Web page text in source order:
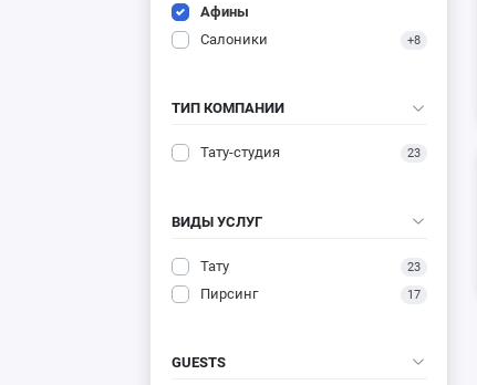
Афины
Салоники
+8
ТИП КОМПАНИИ
Тату-студия 23
ВИДЫ УСЛУГ
Тату 23
Пирсинг 17
GUESTS